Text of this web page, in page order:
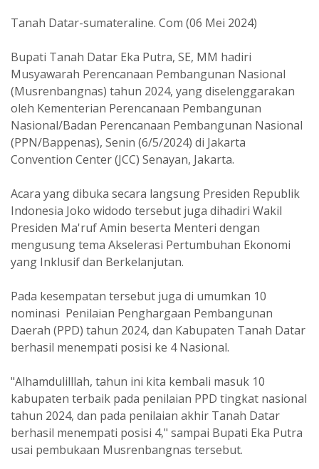
Tanah Datar-sumateraline. Com (06 Mei 2024)
Bupati Tanah Datar Eka Putra, SE, MM hadiri
Musyawarah Perencanaan Pembangunan Nasional
(Musrenbangnas) tahun 2024, yang diselenggarakan
oleh Kementerian Perencanaan Pembangunan
Nasional/Badan Perencanaan Pembangunan Nasional
(PPN/Bappenas), Senin (6/5/2024) di Jakarta
Convention Center (JCC) Senayan, Jakarta.
Acara yang dibuka secara langsung Presiden Republik
Indonesia Joko widodo tersebut juga dihadiri Wakil
Presiden Ma'ruf Amin beserta Menteri dengan
mengusung tema Akselerasi Pertumbuhan Ekonomi
yang Inklusif dan Berkelanjutan.
Pada kesempatan tersebut juga di umumkan 10
nominasi Penilaian Penghargaan Pembangunan
Daerah (PPD) tahun 2024, dan Kabupaten Tanah Datar
berhasil menempati posisi ke 4 Nasional.
"Alhamdulilllah, tahun ini kita kembali masuk 10
kabupaten terbaik pada penilaian PPD tingkat nasional
tahun 2024, dan pada penilaian akhir Tanah Datar
berhasil menempati posisi 4," sampai Bupati Eka Putra
usai pembukaan Musrenbangnas tersebut.